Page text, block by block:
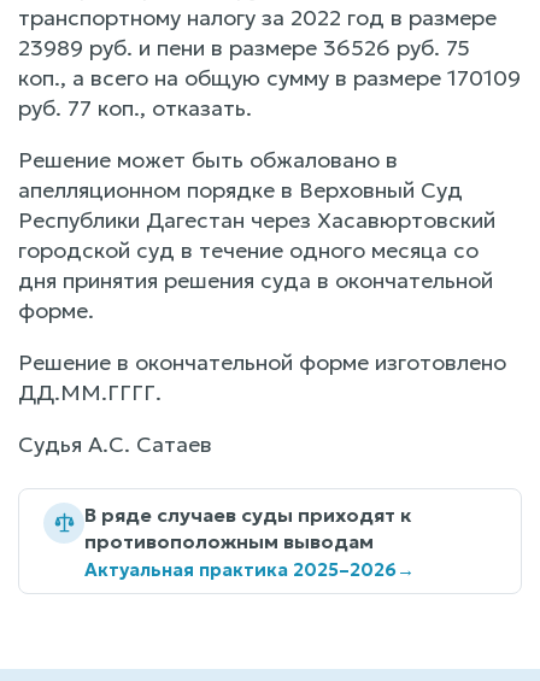
транспортному налогу за 2022 год в размере
23989 руб. и пени в размере 36526 руб. 75
коп., а всего на общую сумму в размере 170109
руб. 77 коп., отказать.
Решение может быть обжаловано в
апелляционном порядке в Верховный Суд
Республики Дагестан через Хасавюртовский
городской суд в течение одного месяца со
дня принятия решения суда в окончательной
форме.
Решение в окончательной форме изготовлено
ДД.ММ.ГГГГ.
Судья А.С. Сатаев
В ряде случаев суды приходят к
противоположным выводам
Актуальная практика 2025–2026→